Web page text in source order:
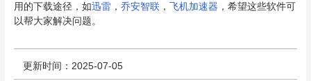
用的下载途径，如迅雷， 乔安智联 ， 飞机加速器 ，希望这些软件可
以帮大家解决问题。
更新时间：2025-07-05